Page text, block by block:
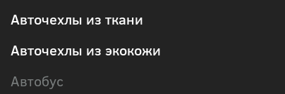
Авточехлы из ткани
Авточехлы из экокожи
Автобус